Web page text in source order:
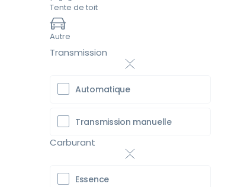
Tente de toit
Autre
Transmission
Automatique
Transmission manuelle
Carburant
Essence